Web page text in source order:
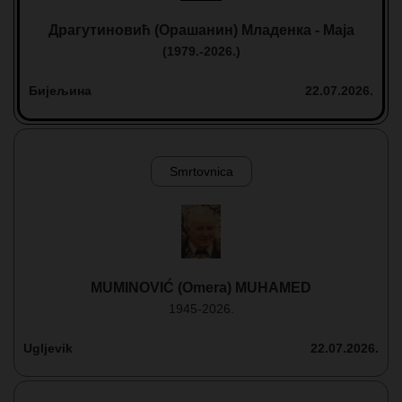
Драгутиновић (Орашанин) Младенка - Маја
(1979.-2026.)
Бијељина 22.07.2026.
Smrtovnica
MUMINOVIĆ (Omera) MUHAMED
1945-2026.
Ugljevik 22.07.2026.